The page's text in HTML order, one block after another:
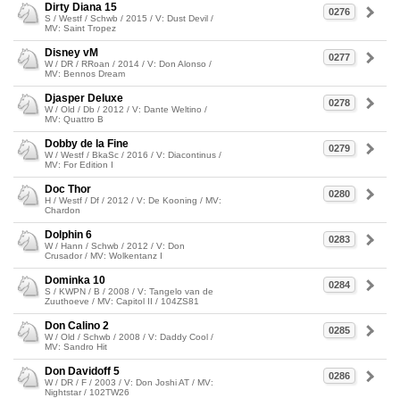
0276
Dirty Diana 15
S / Westf / Schwb / 2015 / V: Dust Devil /
MV: Saint Tropez
0277
Disney vM
W / DR / RRoan / 2014 / V: Don Alonso /
MV: Bennos Dream
0278
Djasper Deluxe
W / Old / Db / 2012 / V: Dante Weltino /
MV: Quattro B
0279
Dobby de la Fine
W / Westf / BkaSc / 2016 / V: Diacontinus /
MV: For Edition I
0280
Doc Thor
H / Westf / Df / 2012 / V: De Kooning / MV:
Chardon
0283
Dolphin 6
W / Hann / Schwb / 2012 / V: Don
Crusador / MV: Wolkentanz I
0284
Dominka 10
S / KWPN / B / 2008 / V: Tangelo van de
Zuuthoeve / MV: Capitol II / 104ZS81
0285
Don Calino 2
W / Old / Schwb / 2008 / V: Daddy Cool /
MV: Sandro Hit
0286
Don Davidoff 5
W / DR / F / 2003 / V: Don Joshi AT / MV:
Nightstar / 102TW26